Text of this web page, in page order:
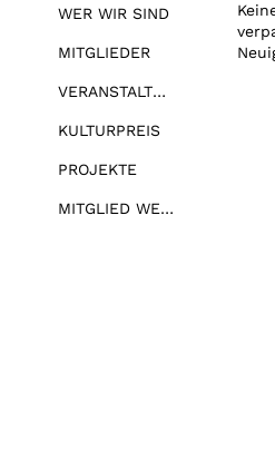
WER WIR SIND
MITGLIEDER
VERANSTALTUNGEN
KULTURPREIS
PROJEKTE
MITGLIED WERDEN